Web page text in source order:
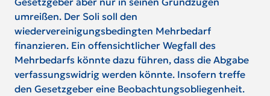
umreißen. Der Soli soll den
wiedervereinigungsbedingten Mehrbedarf
finanzieren. Ein offensichtlicher Wegfall des
Mehrbedarfs könnte dazu führen, dass die Abgabe
verfassungswidrig werden könnte. Insofern treffe
den Gesetzgeber eine Beobachtungsobliegenheit.